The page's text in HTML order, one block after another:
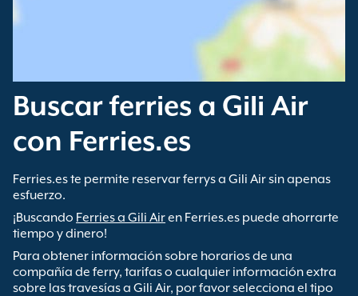
Buscar ferries a Gili Air
con Ferries.es
Ferries.es te permite reservar ferrys a Gili Air sin apenas
esfuerzo.
¡Buscando Ferries a Gili Airen Ferries.es puede ahorrarte
tiempo y dinero!
Para obtener información sobre horarios de una
compañía de ferry, tarifas o cualquier información extra
sobre las travesías a Gili Air, por favor selecciona el tipo